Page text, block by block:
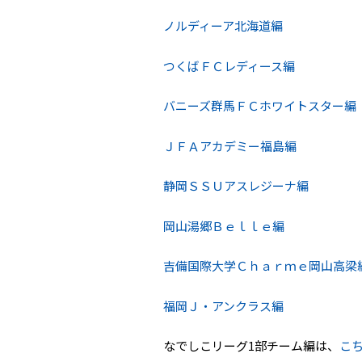
ノルディーア北海道編
つくばＦＣレディース編
バニーズ群馬ＦＣホワイトスター編
ＪＦＡアカデミー福島編
静岡ＳＳＵアスレジーナ編
岡山湯郷Ｂｅｌｌｅ編
吉備国際大学Ｃｈａｒｍｅ岡山高梁
福岡Ｊ・アンクラス編
なでしこリーグ1部チーム編は、 こ